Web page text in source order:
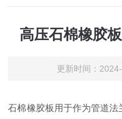
高压石棉橡胶
更新时间：
石棉橡胶板用于作为管道